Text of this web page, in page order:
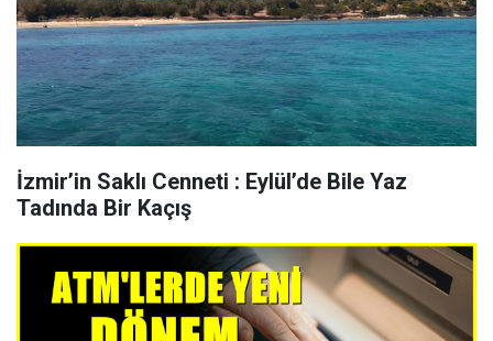
İzmir’in Saklı Cenneti : Eylül’de Bile Yaz
Tadında Bir Kaçış